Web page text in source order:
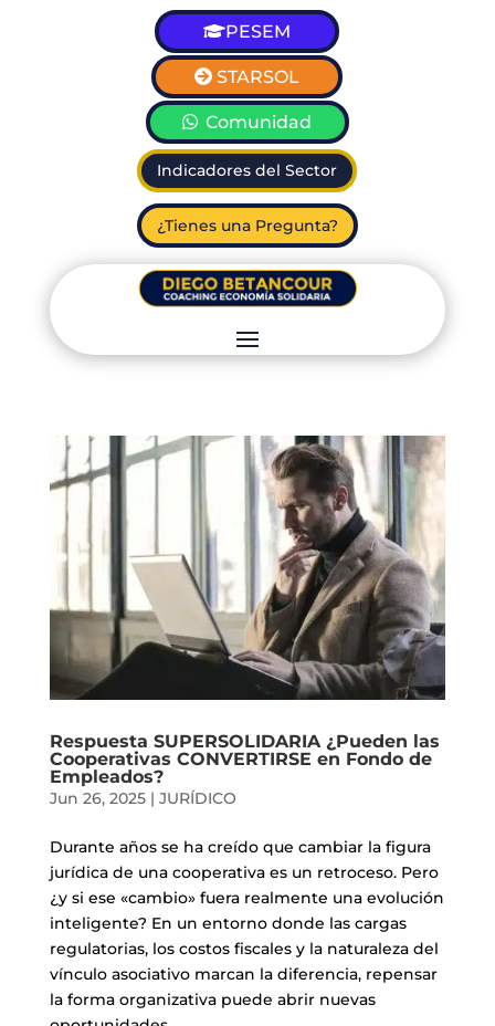
PESEM
STARSOL
Comunidad
Indicadores del Sector
¿Tienes una Pregunta?
Respuesta SUPERSOLIDARIA ¿Pueden las
Cooperativas CONVERTIRSE en Fondo de
Empleados?
Jun 26, 2025| JURÍDICO
Durante años se ha creído que cambiar la figura
jurídica de una cooperativa es un retroceso. Pero
¿y si ese «cambio» fuera realmente una evolución
inteligente? En un entorno donde las cargas
regulatorias, los costos fiscales y la naturaleza del
vínculo asociativo marcan la diferencia, repensar
la forma organizativa puede abrir nuevas